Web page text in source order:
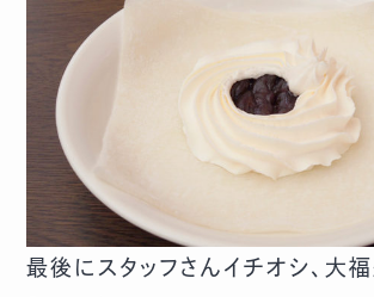
最後にスタッフさんイチオシ、大